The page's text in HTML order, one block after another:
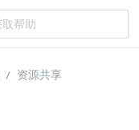
资源共享